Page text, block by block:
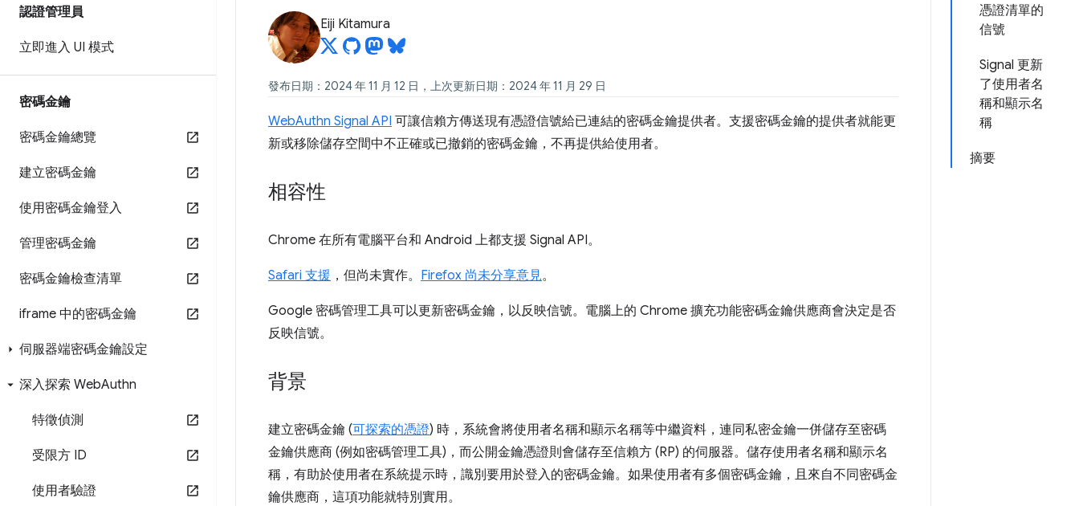
認證管理員
立即進入 UI 模式
密碼金鑰
密碼金鑰總覽
建立密碼金鑰
使用密碼金鑰登入
管理密碼金鑰
密碼金鑰檢查清單
iframe 中的密碼金鑰
伺服器端密碼金鑰設定
深入探索 WebAuthn
特徵偵測
受限方 ID
使用者驗證
憑證清單的
信號
Signal 更新
了使用者名
稱和顯示名
稱
摘要
Eiji Kitamura
發布日期：2024 年 11 月 12 日，上次更新日期：2024 年 11 月 29 日
WebAuthn Signal API 可讓信賴方傳送現有憑證信號給已連結的密碼金鑰提供者。支援密碼金鑰的提供者就能更
新或移除儲存空間中不正確或已撤銷的密碼金鑰，不再提供給使用者。
相容性
Chrome 在所有電腦平台和 Android 上都支援 Signal API。
Safari 支援 ，但尚未實作。 Firefox 尚未分享意見。
Google 密碼管理工具可以更新密碼金鑰，以反映信號。電腦上的 Chrome 擴充功能密碼金鑰供應商會決定是否
反映信號。
背景
建立密碼金鑰 (可探索的憑證) 時，系統會將使用者名稱和顯示名稱等中繼資料，連同私密金鑰一併儲存至密碼
金鑰供應商 (例如密碼管理工具)，而公開金鑰憑證則會儲存至信賴方 (RP) 的伺服器。儲存使用者名稱和顯示名
稱，有助於使用者在系統提示時，識別要用於登入的密碼金鑰。如果使用者有多個密碼金鑰，且來自不同密碼金
鑰供應商，這項功能就特別實用。